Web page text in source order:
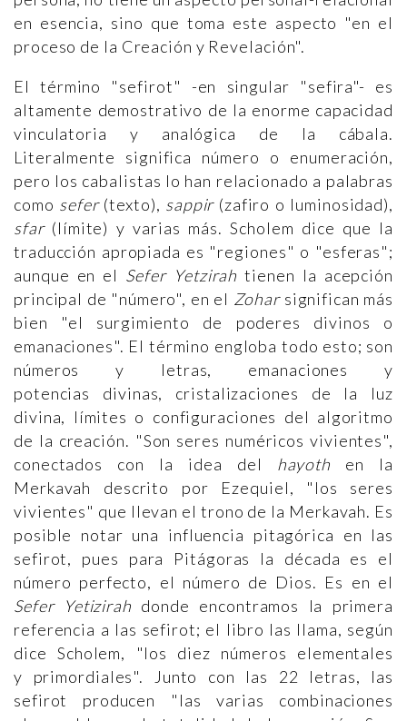
en esencia, sino que toma este aspecto "en el
proceso de la Creación y Revelación".
El término "sefirot" -en singular "sefira"- es
altamente demostrativo de la enorme capacidad
vinculatoria y analógica de la cábala.
Literalmente significa número o enumeración,
pero los cabalistas lo han relacionado a palabras
como sefer (texto), sappir(zafiro o luminosidad),
sfar(límite) y varias más. Scholem dice que la
traducción apropiada es "regiones" o "esferas";
aunque en el Sefer Yetzirah tienen la acepción
principal de "número", en el Zoharsignifican más
bien "el surgimiento de poderes divinos o
emanaciones". El término engloba todo esto; son
números y letras, emanaciones y
potencias divinas, cristalizaciones de la luz
divina, límites o configuraciones del algoritmo
de la creación. "Son seres numéricos vivientes",
conectados con la idea del hayoth en la
Merkavah descrito por Ezequiel, "los seres
vivientes" que llevan el trono de la Merkavah. Es
posible notar una influencia pitagórica en las
sefirot, pues para Pitágoras la década es el
número perfecto, el número de Dios. Es en el
Sefer Yetizirah donde encontramos la primera
referencia a las sefirot; el libro las llama, según
dice Scholem, "los diez números elementales
y primordiales". Junto con las 22 letras, las
sefirot producen "las varias combinaciones